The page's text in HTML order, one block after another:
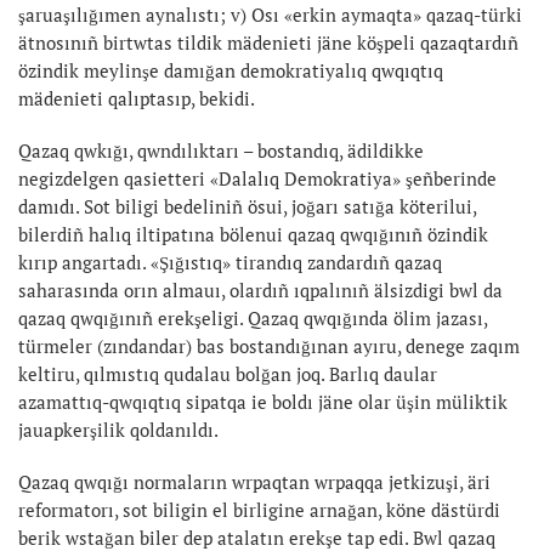
şaruaşılığımen aynalıstı; v) Osı «erkin aymaqta» qazaq-türki
ätnosınıñ birtwtas tildik mädenieti jäne köşpeli qazaqtardıñ
özindik meylinşe damığan demokratiyalıq qwqıqtıq
mädenieti qalıptasıp, bekidi.
Qazaq qwkığı, qwndılıktarı – bostandıq, ädildikke
negizdelgen qasietteri «Dalalıq Demokratiya» şeñberinde
damıdı. Sot biligi bedeliniñ ösui, joğarı satığa köterilui,
bilerdiñ halıq iltipatına bölenui qazaq qwqığınıñ özindik
kırıp angartadı. «Şığıstıq» tirandıq zandardıñ qazaq
saharasında orın almauı, olardıñ ıqpalınıñ älsizdigi bwl da
qazaq qwqığınıñ erekşeligi. Qazaq qwqığında ölim jazası,
türmeler (zındandar) bas bostandığınan ayıru, denege zaqım
keltiru, qılmıstıq qudalau bolğan joq. Barlıq daular
azamattıq-qwqıqtıq sipatqa ie boldı jäne olar üşin müliktik
jauapkerşilik qoldanıldı.
Qazaq qwqığı normaların wrpaqtan wrpaqqa jetkizuşi, äri
reformatorı, sot biligin el birligine arnağan, köne dästürdi
berik wstağan biler dep atalatın erekşe tap edi. Bwl qazaq